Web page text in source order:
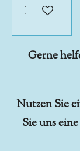
In den
Gerne
Nutzen Sie
Sie uns